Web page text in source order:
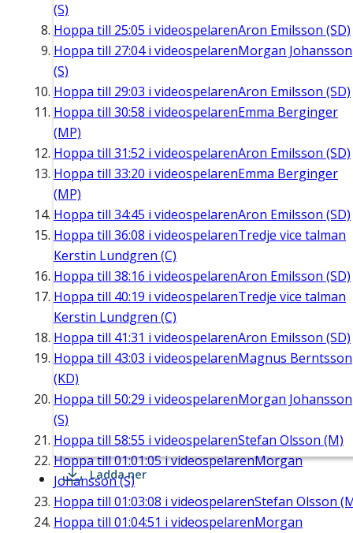
(S)
Hoppa till 25:05 i videospelarenAron Emilsson (SD)
Hoppa till 27:04i videospelarenMorgan Johansson
(S)
Hoppa till 29:03 i videospelarenAron Emilsson (SD)
Hoppa till 30:58 i videospelarenEmma Berginger
(MP)
Hoppa till 31:52 i videospelarenAron Emilsson (SD)
Hoppa till 33:20 i videospelarenEmma Berginger
(MP)
Hoppa till 34:45 i videospelarenAron Emilsson (SD)
Hoppa till 36:08 i videospelarenTredje vice talman
Kerstin Lundgren (C)
Hoppa till 38:16 i videospelarenAron Emilsson (SD)
Hoppa till 40:19 i videospelarenTredje vice talman
Kerstin Lundgren (C)
Hoppa till 41:31 i videospelarenAron Emilsson (SD)
Hoppa till 43:03 i videospelarenMagnus Berntsson
(KD)
Hoppa till 50:29 i videospelarenMorgan Johansson
(S)
Hoppa till 58:55 i videospelarenStefan Olsson (M)
Hoppa till01:01:05i videospelarenMorgan
Johansson (S)
Hoppa till 01:03:08 i videospelarenStefan Olsson
Hoppa till 01:04:51 i videospelarenMorgan
Ladda ner